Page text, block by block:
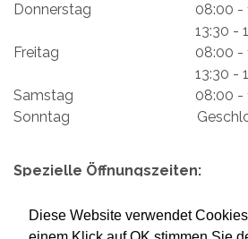
Diese Website verwendet
Donnerstag
08:00 -
13:30 -
Freitag
08:00 -
13:30 -
Samstag
08:00 -
Sonntag
Spezielle Öffnungszeiten:
Impressum Mein Konto